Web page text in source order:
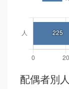
配偶者別